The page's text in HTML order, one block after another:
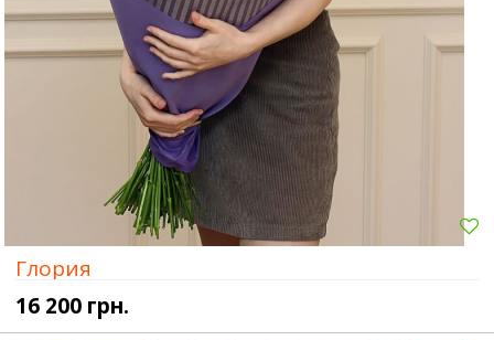
Глория
16 200 грн.